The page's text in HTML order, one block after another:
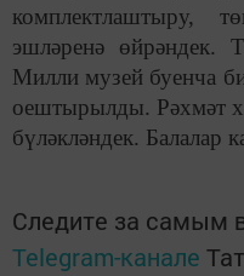
комплектлаштыру,
эшләренә өйрәндек.
Милли музей буенча
оештырылды. Рәхмәт
бүләкләндек. Балалар
Следите за самым
Telegram-канале